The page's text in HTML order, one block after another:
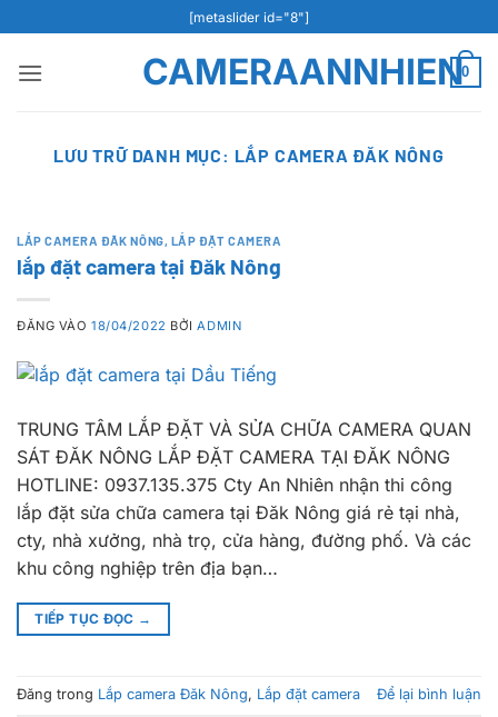
qua
nội
[metaslider id="8"]
CAMERAANNHIEN0
LƯU TRỮ DANH MỤC: LẮP CAMERA ĐĂK NÔNG
LẮP CAMERA ĐĂK NÔNG, LẮP ĐẶT CAMERA
lắp đặt camera tại Đăk Nông
ĐĂNG VÀO18/04/2022 BỞIADMIN
TRUNG TÂM LẮP ĐẶT VÀ SỬA CHỮA CAMERA QUAN
SÁT ĐĂK NÔNG LẮP ĐẶT CAMERA TẠI ĐĂK NÔNG
HOTLINE: 0937.135.375 Cty An Nhiên nhận thi công
lắp đặt sửa chữa camera tại Đăk Nông giá rẻ tại nhà,
cty, nhà xưởng, nhà trọ, cửa hàng, đường phố. Và các
khu công nghiệp trên địa bạn…
TIẾP TỤC ĐỌC →
Đăng trong Lắp camera Đăk Nông, Lắp đặt camera Để lại bình luận